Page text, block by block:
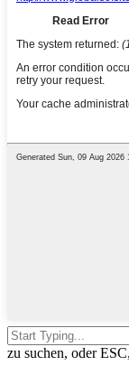
zu suchen, oder